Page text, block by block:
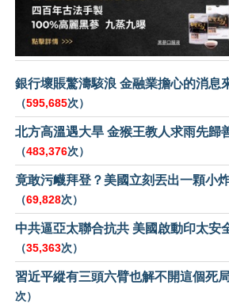
銀行壞賬驚濤駭浪 金融業擔心的消息
（595,685次）
北方高溫遇大旱 金猴王教人求雨先歸
（483,376次）
竟敢污衊拜登？美國立刻丟出一顆小
（69,828次）
中共逼亞太聯合抗共 美國啟動印太安
（35,363次）
習近平縱有三頭六臂也解不開這個死
次）